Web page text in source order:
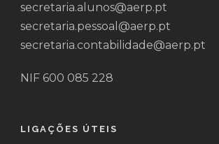
secretaria.alunos@aerp.pt
secretaria.pessoal@aerp.pt
secretaria.contabilidade@aerp.pt
NIF 600 085 228
LIGAÇÕES ÚTEIS